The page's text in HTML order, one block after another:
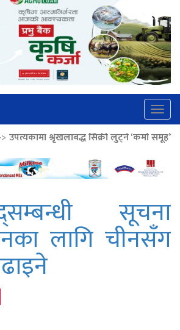
लुट्ने ‘कर्मा समूह’का नाइकेसहित पाँच पक्राउ
सूचना
लागि चीनसँग